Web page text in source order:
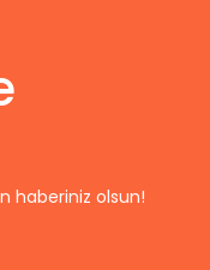
haberiniz olsun!